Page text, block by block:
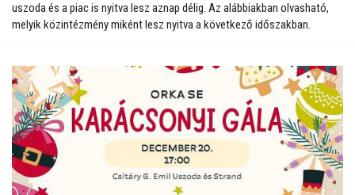
uszoda és a piac is nyitva lesz aznap délig. Az alábbiakban olvasható,
melyik közintézmény miként lesz nyitva a következő időszakban.